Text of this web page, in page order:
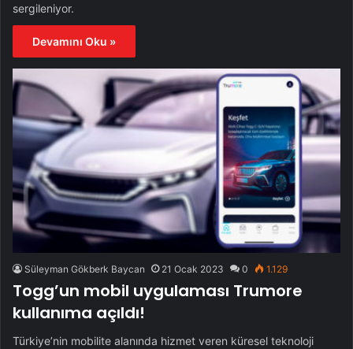
sergileniyor.
Devamını Oku »
Süleyman Gökberk Baycan 21 Ocak 2023 0 1.129
Togg’un mobil uygulaması Trumore
kullanıma açıldı!
Türkiye’nin mobilite alanında hizmet veren küresel teknoloji